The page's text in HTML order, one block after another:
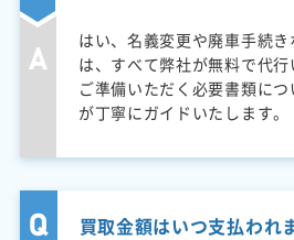
はい、名義変更や廃車手続
は、すべて弊社が無料で代
ご準備いただく必要書類に
が丁寧にガイドいたします。
買取金額はいつ支払われ